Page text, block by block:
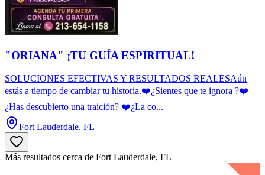
"ORIANA" ¡TU GUÍA ESPIRITUAL!
SOLUCIONES EFECTIVAS Y RESULTADOS REALESAún
estás a tiempo de cambiar tu historia.❤️¿Sientes que te ignora ?❤️
¿Has descubierto una traición? ❤️¿La co...
Fort Lauderdale, FL
Más resultados cerca de Fort Lauderdale, FL